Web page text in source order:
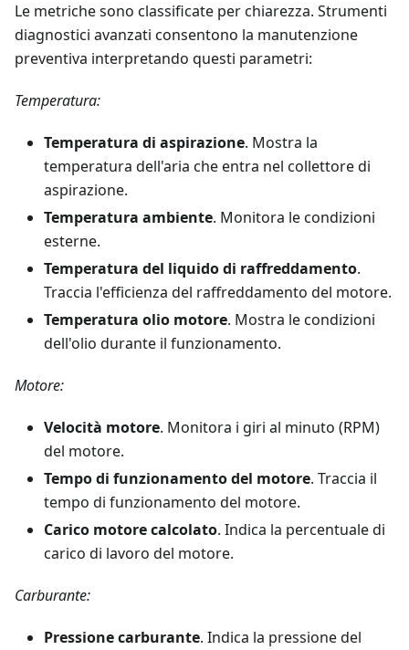
Le metriche sono classificate per chiarezza. Strumenti
diagnostici avanzati consentono la manutenzione
preventiva interpretando questi parametri:
Temperatura:
Temperatura di aspirazione. Mostra la
temperatura dell'aria che entra nel collettore di
aspirazione.
Temperatura ambiente. Monitora le condizioni
esterne.
Temperatura del liquido di raffreddamento.
Traccia l'efficienza del raffreddamento del motore.
Temperatura olio motore. Mostra le condizioni
dell'olio durante il funzionamento.
Motore:
Velocità motore. Monitora i giri al minuto (RPM)
del motore.
Tempo di funzionamento del motore. Traccia il
tempo di funzionamento del motore.
Carico motore calcolato. Indica la percentuale di
carico di lavoro del motore.
Carburante:
Pressione carburante. Indica la pressione del